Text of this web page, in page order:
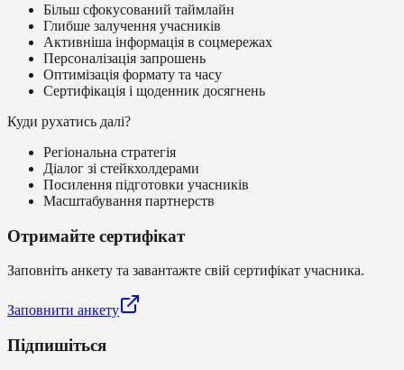
Більш сфокусований таймлайн
Глибше залучення учасників
Активніша інформація в соцмережах
Персоналізація запрошень
Оптимізація формату та часу
Сертифікація і щоденник досягнень
Куди рухатись далі?
Регіональна стратегія
Діалог зі стейкхолдерами
Посилення підготовки учасників
Масштабування партнерств
Отримайте сертифікат
Заповніть анкету та завантажте свій сертифікат учасника.
Заповнити анкету
Підпишіться